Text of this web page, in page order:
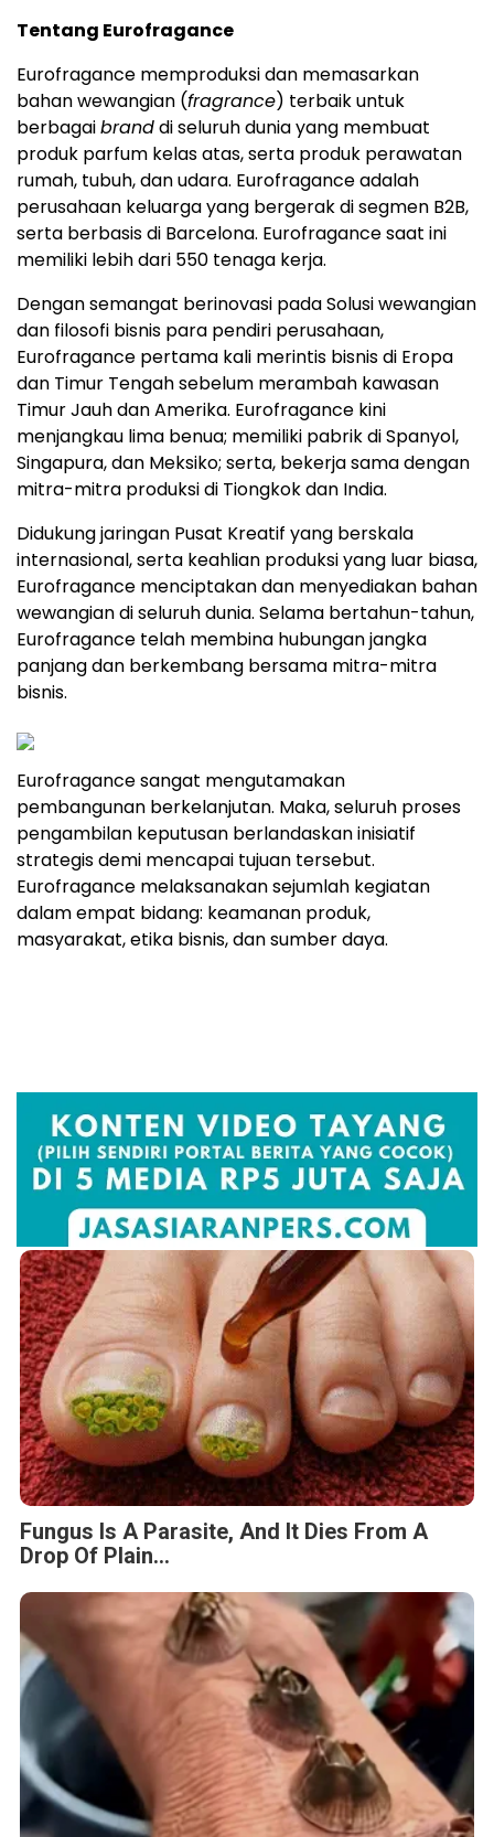
Tentang Eurofragance
Eurofragance memproduksi dan memasarkan
bahan wewangian (fragrance) terbaik untuk
berbagaibranddi seluruh dunia yang membuat
produk parfum kelas atas, serta produk perawatan
rumah, tubuh, dan udara. Eurofragance adalah
perusahaan keluarga yang bergerak di segmen B2B,
serta berbasis di Barcelona. Eurofragance saat ini
memiliki lebih dari 550 tenaga kerja.
Dengan semangat berinovasi pada Solusi wewangian
dan filosofi bisnis para pendiri perusahaan,
Eurofragance pertama kali merintis bisnis di Eropa
dan Timur Tengah sebelum merambah kawasan
Timur Jauh dan Amerika. Eurofragance kini
menjangkau lima benua; memiliki pabrik di Spanyol,
Singapura, dan Meksiko; serta, bekerja sama dengan
mitra-mitra produksi di Tiongkok dan India.
Didukung jaringan Pusat Kreatif yang berskala
internasional, serta keahlian produksi yang luar biasa,
Eurofragance menciptakan dan menyediakan bahan
wewangian di seluruh dunia. Selama bertahun-tahun,
Eurofragance telah membina hubungan jangka
panjang dan berkembang bersama mitra-mitra
bisnis.
Eurofragance sangat mengutamakan
pembangunan berkelanjutan. Maka, seluruh proses
pengambilan keputusan berlandaskan inisiatif
strategis demi mencapai tujuan tersebut.
Eurofragance melaksanakan sejumlah kegiatan
dalam empat bidang: keamanan produk,
masyarakat, etika bisnis, dan sumber daya.
Fungus Is A Parasite, And It Dies From A
Drop Of Plain...